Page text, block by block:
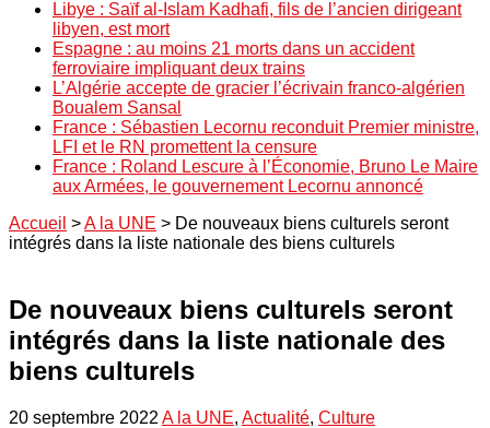
Libye : Saïf al-Islam Kadhafi, fils de l’ancien dirigeant
libyen, est mort
Espagne : au moins 21 morts dans un accident
ferroviaire impliquant deux trains
L’Algérie accepte de gracier l’écrivain franco-algérien
Boualem Sansal
France : Sébastien Lecornu reconduit Premier ministre,
LFI et le RN promettent la censure
France : Roland Lescure à l’Économie, Bruno Le Maire
aux Armées, le gouvernement Lecornu annoncé
Accueil >A la UNE > De nouveaux biens culturels seront
intégrés dans la liste nationale des biens culturels
De nouveaux biens culturels seront
intégrés dans la liste nationale des
biens culturels
20 septembre 2022 A la UNE, Actualité, Culture